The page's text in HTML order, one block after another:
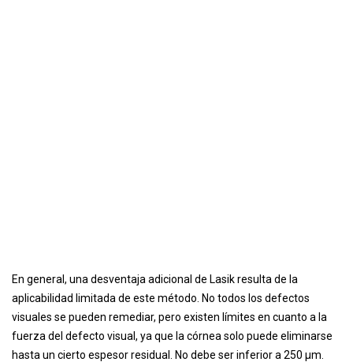
En general, una desventaja adicional de Lasik resulta de la
aplicabilidad limitada de este método. No todos los defectos
visuales se pueden remediar, pero existen límites en cuanto a la
fuerza del defecto visual, ya que la córnea solo puede eliminarse
hasta un cierto espesor residual. No debe ser inferior a 250 µm.